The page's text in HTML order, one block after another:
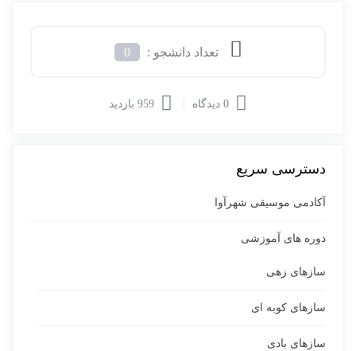
تعداد دانشجو : 0
دسترسی سریع
آکادمی موسیقی شهرآوا
دوره های آموزشی
سازهای زهی
سازهای کوبه ای
سازهای بادی